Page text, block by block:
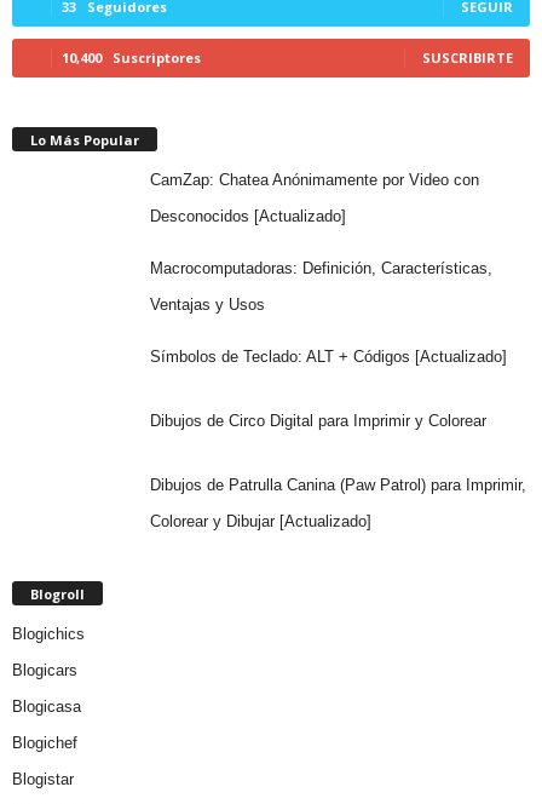
33 Seguidores SEGUIR
10,400 Suscriptores SUSCRIBIRTE
Lo Más Popular
CamZap: Chatea Anónimamente por Video con
Desconocidos [Actualizado]
Macrocomputadoras: Definición, Características,
Ventajas y Usos
Símbolos de Teclado: ALT + Códigos [Actualizado]
Dibujos de Circo Digital para Imprimir y Colorear
Dibujos de Patrulla Canina (Paw Patrol) para Imprimir,
Colorear y Dibujar [Actualizado]
Blogroll
Blogichics
Blogicars
Blogicasa
Blogichef
Blogistar